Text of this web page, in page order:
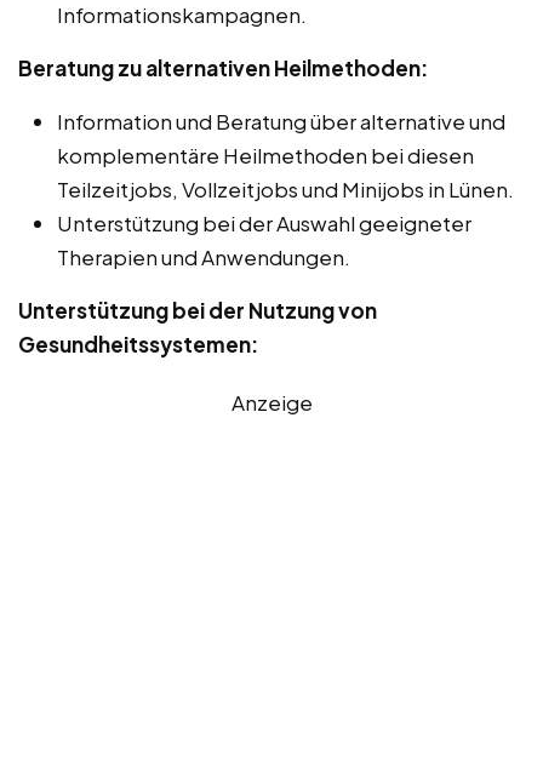
Informationskampagnen.
Beratung zu alternativen Heilmethoden:
Information und Beratung über alternative und
komplementäre Heilmethoden bei diesen
Teilzeitjobs, Vollzeitjobs und Minijobs in Lünen.
Unterstützung bei der Auswahl geeigneter
Therapien und Anwendungen.
Unterstützung bei der Nutzung von
Gesundheitssystemen:
Anzeige